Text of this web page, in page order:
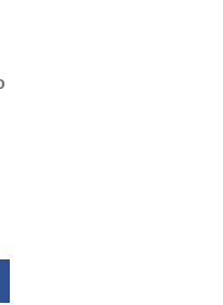
Penal, Hermenêutica